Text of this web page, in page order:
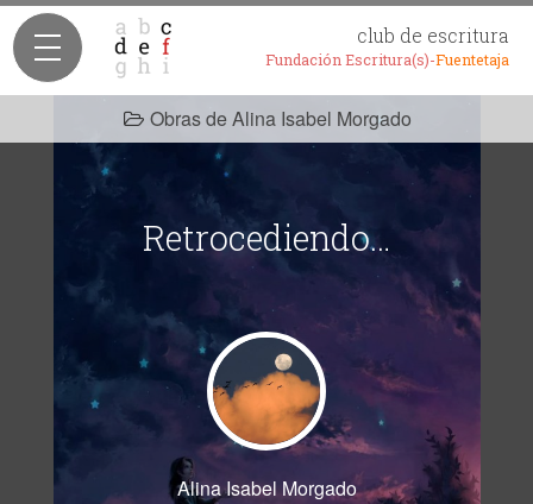
club de escritura
Fundación Escritura(s)-Fuentetaja
Obras de Alina Isabel Morgado
Retrocediendo…
Alina Isabel Morgado